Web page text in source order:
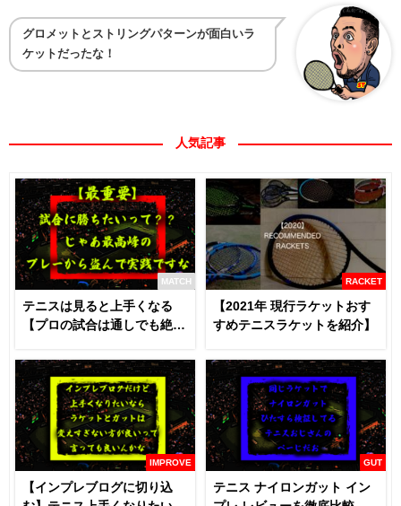
グロメットとストリングパターンが面白いラ
ケットだったな！
人気記事
MATCH
テニスは見ると上手くなる
【プロの試合は通しでも絶対
RACKET
【2021年 現行ラケットおす
すめテニスラケットを紹介】
IMPROVE
【インプレブログに切り込
GUT
テニス ナイロンガット イン